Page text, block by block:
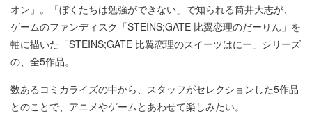
オン」。「ぼくたちは勉強ができない」で知られる筒井大志が、
ゲームのファンディスク「STEINS;GATE 比翼恋理のだーりん」を
軸に描いた「STEINS;GATE 比翼恋理のスイーツはにー」シリーズ
の、全5作品。
数あるコミカライズの中から、スタッフがセレクションした5作品
とのことで、アニメやゲームとあわせて楽しみたい。